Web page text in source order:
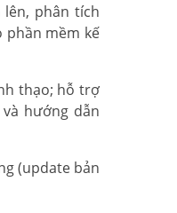
phân tích
phần mềm kế
thạo; hỗ trợ
hướng dẫn
(update bản